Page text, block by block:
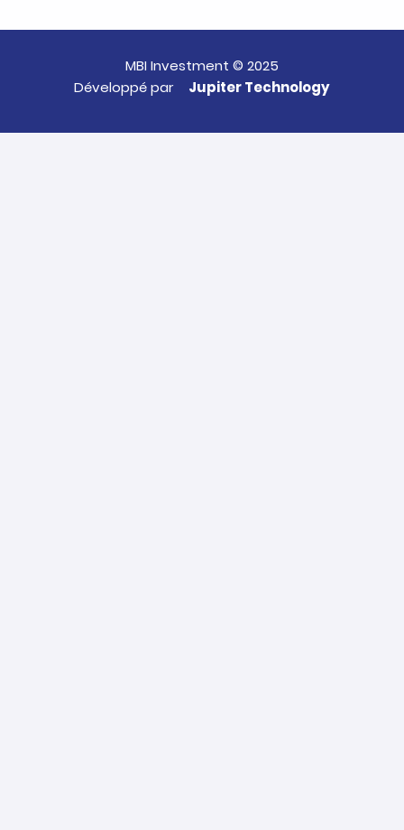
MBI Investment © 2025
Développé par
Jupiter Technology